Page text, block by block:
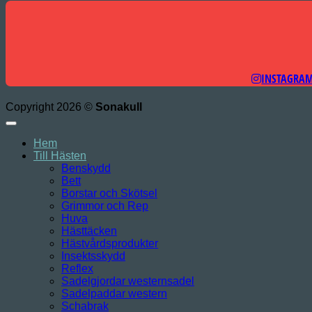
Copyright 2026 © Sonakull
Hem
Till Hästen
Benskydd
Bett
Borstar och Skötsel
Grimmor och Rep
Huva
Hästtäcken
Hästvårdsprodukter
Insektsskydd
Reflex
Sadelgjordar westernsadel
Sadelpaddar western
Schabrak